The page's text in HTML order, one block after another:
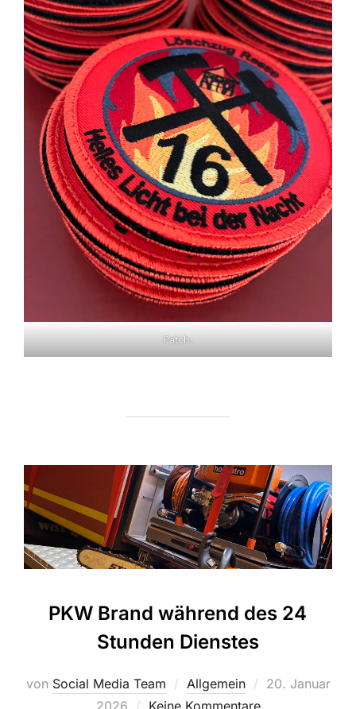
Patch.
PKW Brand während des 24
Stunden Dienstes
von Social Media Team Allgemein
Veröffentlicht
20. Januar